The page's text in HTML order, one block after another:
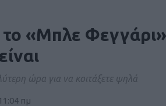
«Μπλε
ώρα για να κοιτάξετε ψηλά
πμ